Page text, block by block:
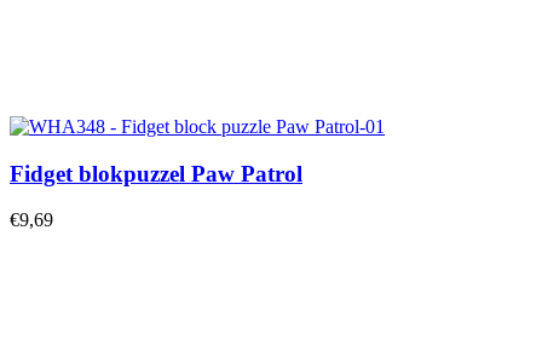
Fidget blokpuzzel Paw Patrol
€9,69